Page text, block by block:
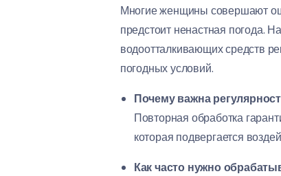
Многие женщины совершают
предстоит ненастная погода.
водоотталкивающих средств
погодных условий.
Почему важна
Повторная обработка
которая подвергается
Как часто нужно